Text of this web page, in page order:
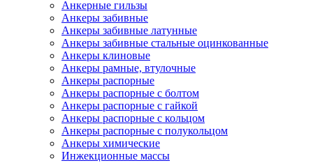
Анкерные гильзы
Анкеры забивные
Анкеры забивные латунные
Анкеры забивные стальные оцинкованные
Анкеры клиновые
Анкеры рамные, втулочные
Анкеры распорные
Анкеры распорные с болтом
Анкеры распорные с гайкой
Анкеры распорные с кольцом
Анкеры распорные с полукольцом
Анкеры химические
Инжекционные массы